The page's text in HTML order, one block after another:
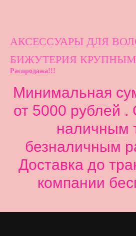
АКСЕССУАРЫ ДЛЯ
БИЖУТЕРИЯ
Распродажа!!!
Минимальная
от 5000 рублей .
наличным
безналичным
Доставка до
компании